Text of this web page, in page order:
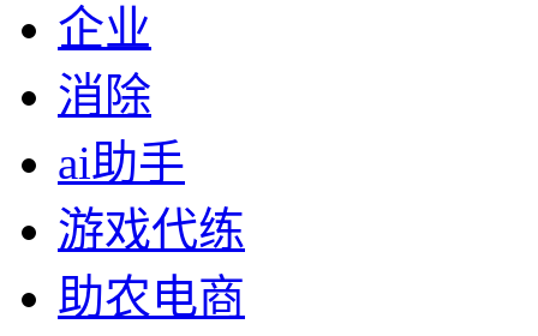
企业
消除
ai助手
游戏代练
助农电商